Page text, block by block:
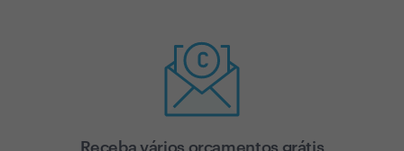
Receba vários orçamentos grátis